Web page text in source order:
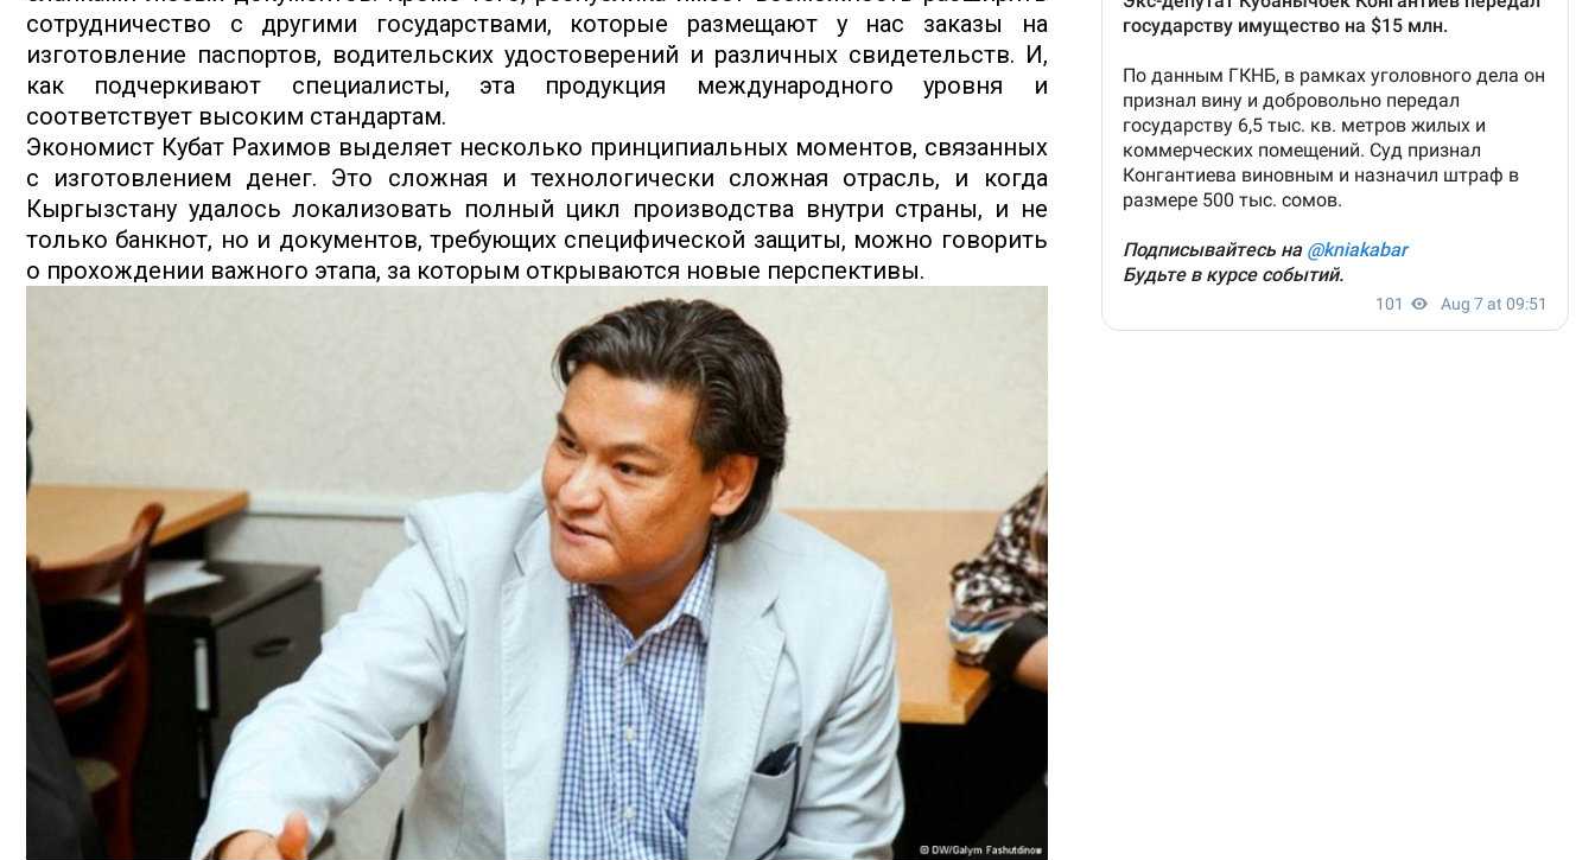
сотрудничество с другими государствами, которые размещают у нас заказы на
изготовление паспортов, водительских удостоверений и различных свидетельств. И,
как подчеркивают специалисты, эта продукция международного уровня и
соответствует высоким стандартам.
Экономист Кубат Рахимов выделяет несколько принципиальных моментов, связанных
с изготовлением денег. Это сложная и технологически сложная отрасль, и когда
Кыргызстану удалось локализовать полный цикл производства внутри страны, и не
только банкнот, но и документов, требующих специфической защиты, можно говорить
о прохождении важного этапа, за которым открываются новые перспективы.